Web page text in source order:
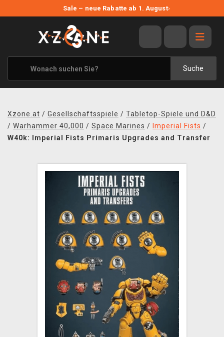
Sale – neue Rabatte ab 1. August›
Suche
ANGEBOTE
ALLE MARKEN
XZONE ORIGINALS
KLEIDUNG & ACCESSOIRES
BÜCHER & COMICS
XZONE CLUB
Xzone.at / Gesellschaftsspiele / Tabletop-Spiele und D&D
/ Warhammer 40,000 / Space Marines / Imperial Fists /
W40k: Imperial Fists Primaris Upgrades and Transfer